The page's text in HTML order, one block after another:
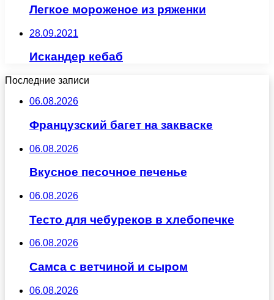
Легкое мороженое из ряженки
28.09.2021
Искандер кебаб
Последние записи
06.08.2026
Французский багет на закваске
06.08.2026
Вкусное песочное печенье
06.08.2026
Тесто для чебуреков в хлебопечке
06.08.2026
Самса с ветчиной и сыром
06.08.2026